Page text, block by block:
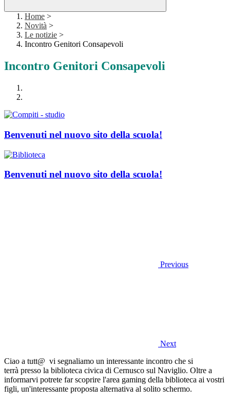
Home >
Novità >
Le notizie >
Incontro Genitori Consapevoli
Incontro Genitori Consapevoli
Benvenuti nel nuovo sito della scuola!
Benvenuti nel nuovo sito della scuola!
Previous
Next
Ciao a tutt@ vi segnaliamo un interessante incontro che si
terrà presso la biblioteca civica di Cernusco sul Naviglio. Oltre a
informarvi potrete far scoprire l'area gaming della biblioteca ai vostri
figli, un'interessante proposta alternativa al solito schermo.